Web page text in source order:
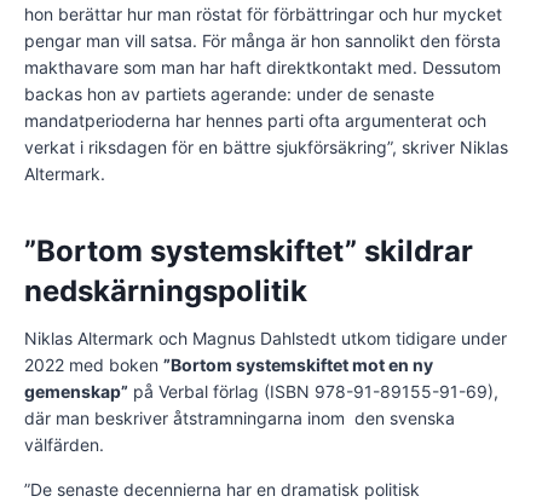
hon berättar hur man röstat för förbättringar och hur mycket
pengar man vill satsa. För många är hon sannolikt den första
makthavare som man har haft direktkontakt med. Dessutom
backas hon av partiets agerande: under de senaste
mandatperioderna har hennes parti ofta argumenterat och
verkat i riksdagen för en bättre sjukförsäkring”, skriver Niklas
Altermark.
”Bortom systemskiftet” skildrar
nedskärningspolitik
Niklas Altermark och Magnus Dahlstedt utkom tidigare under
2022 med boken ”Bortom systemskiftet mot en ny
gemenskap” på Verbal förlag (ISBN 978-91-89155-91-69),
där man beskriver åtstramningarna inom den svenska
välfärden.
”De senaste decennierna har en dramatisk politisk